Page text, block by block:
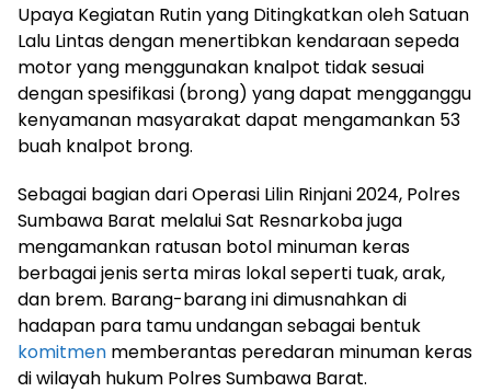
Upaya Kegiatan Rutin yang Ditingkatkan oleh Satuan
Lalu Lintas dengan menertibkan kendaraan sepeda
motor yang menggunakan knalpot tidak sesuai
dengan spesifikasi (brong) yang dapat mengganggu
kenyamanan masyarakat dapat mengamankan 53
buah knalpot brong.
Sebagai bagian dari Operasi Lilin Rinjani 2024, Polres
Sumbawa Barat melalui Sat Resnarkoba juga
mengamankan ratusan botol minuman keras
berbagai jenis serta miras lokal seperti tuak, arak,
dan brem. Barang-barang ini dimusnahkan di
hadapan para tamu undangan sebagai bentuk
komitmen memberantas peredaran minuman keras
di wilayah hukum Polres Sumbawa Barat.